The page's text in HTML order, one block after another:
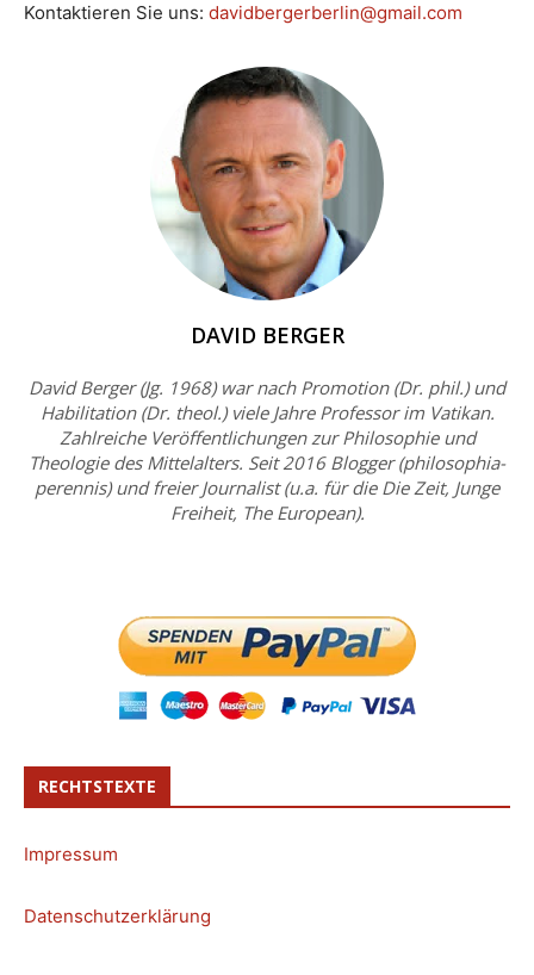
Kontaktieren Sie uns: davidbergerberlin@gmail.com
DAVID BERGER
David Berger (Jg. 1968) war nach Promotion (Dr. phil.) und
Habilitation (Dr. theol.) viele Jahre Professor im Vatikan.
Zahlreiche Veröffentlichungen zur Philosophie und
Theologie des Mittelalters. Seit 2016 Blogger (philosophia-
perennis) und freier Journalist (u.a. für die Die Zeit, Junge
Freiheit, The European).
RECHTSTEXTE
Impressum
Datenschutzerklärung